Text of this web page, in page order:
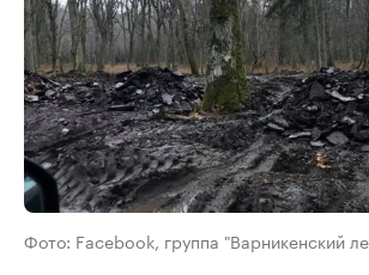
Фото: Facebook, группа "Варникенский